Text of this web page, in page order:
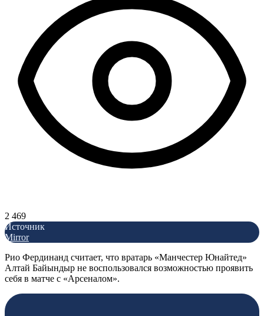
2 469
Источник
Mirror
Рио Фердинанд считает, что вратарь «Манчестер Юнайтед»
Алтай Байындыр не воспользовался возможностью проявить
себя в матче с «Арсеналом».